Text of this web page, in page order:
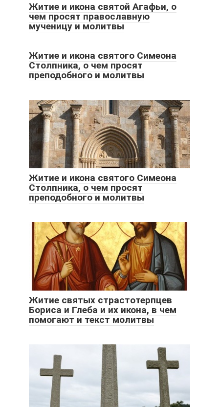
Житие и икона святой Агафьи, о
чем просят православную
мученицу и молитвы
Житие и икона святого Симеона
Столпника, о чем просят
преподобного и молитвы
Житие и икона святого Симеона
Столпника, о чем просят
преподобного и молитвы
Житие святых страстотерпцев
Бориса и Глеба и их икона, в чем
помогают и текст молитвы